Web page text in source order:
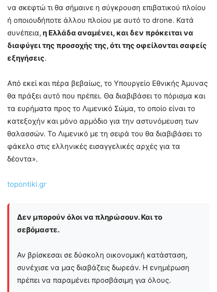
να σκεφτώ τι θα σήμαινε η σύγκρουση επιβατικού πλοίου
ή οποιουδήποτε άλλου πλοίου με αυτό το drone. Κατά
συνέπεια, η Ελλάδα αναμένει, και δεν πρόκειται να
διαφύγει της προσοχής της, ότι της οφείλονται σαφείς
εξηγήσεις.
Από εκεί και πέρα βεβαίως, το Υπουργείο Εθνικής Άμυνας
θα πράξει αυτό που πρέπει. Θα διαβιβάσει το πόρισμα και
τα ευρήματα προς το Λιμενικό Σώμα, το οποίο είναι το
κατεξοχήν και μόνο αρμόδιο για την αστυνόμευση των
θαλασσών. Το Λιμενικό με τη σειρά του θα διαβιβάσει το
φάκελο στις ελληνικές εισαγγελικές αρχές για τα
δέοντα».
topontiki.gr
Δεν μπορούν όλοι να πληρώσουν. Και το
σεβόμαστε.
Αν βρίσκεσαι σε δύσκολη οικονομική κατάσταση,
συνέχισε να μας διαβάζεις δωρεάν. Η ενημέρωση
πρέπει να παραμένει προσβάσιμη για όλους.